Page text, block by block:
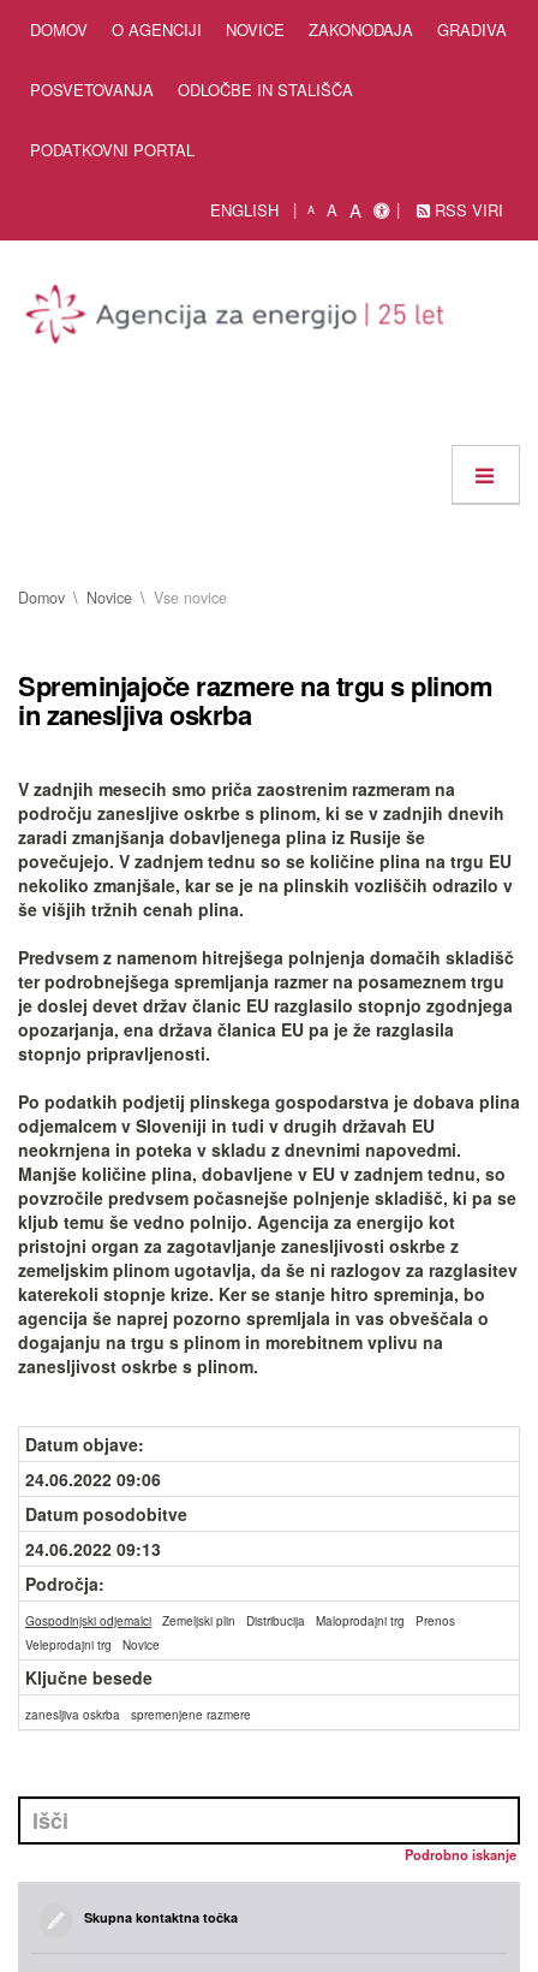
DOMOV O AGENCIJI NOVICE ZAKONODAJA GRADIVA
POSVETOVANJA ODLOČBE IN STALIŠČA
PODATKOVNI PORTAL
ENGLISH A A A RSS VIRI
Domov Novice Vse novice
Spreminjajoče razmere na trgu s plinom
in zanesljiva oskrba
V zadnjih mesecih smo priča zaostrenim razmeram na
področju zanesljive oskrbe s plinom, ki se v zadnjih dnevih
zaradi zmanjšanja dobavljenega plina iz Rusije še
povečujejo. V zadnjem tednu so se količine plina na trgu EU
nekoliko zmanjšale, kar se je na plinskih vozliščih odrazilo v
še višjih tržnih cenah plina.
Predvsem z namenom hitrejšega polnjenja domačih skladišč
ter podrobnejšega spremljanja razmer na posameznem trgu
je doslej devet držav članic EU razglasilo stopnjo zgodnjega
opozarjanja, ena država članica EU pa je že razglasila
stopnjo pripravljenosti.
Po podatkih podjetij plinskega gospodarstva je dobava plina
odjemalcem v Sloveniji in tudi v drugih državah EU
neokrnjena in poteka v skladu z dnevnimi napovedmi.
Manjše količine plina, dobavljene v EU v zadnjem tednu, so
povzročile predvsem počasnejše polnjenje skladišč, ki pa se
kljub temu še vedno polnijo. Agencija za energijo kot
pristojni organ za zagotavljanje zanesljivosti oskrbe z
zemeljskim plinom ugotavlja, da še ni razlogov za razglasitev
katerekoli stopnje krize. Ker se stanje hitro spreminja, bo
agencija še naprej pozorno spremljala in vas obveščala o
dogajanju na trgu s plinom in morebitnem vplivu na
zanesljivost oskrbe s plinom.
Datum objave:
24.06.2022 09:06
Datum posodobitve
24.06.2022 09:13
Področja:
Gospodinjski odjemalci Zemeljski plin Distribucija Maloprodajni trg
Prenos
Veleprodajni trg
Novice
Ključne besede
zanesljiva oskrba spremenjene razmere
Podrobno iskanje
Skupna kontaktna točka